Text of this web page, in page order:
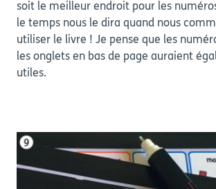
soit le meilleur endroit pour les
le temps nous le dira quand nous
utiliser le livre ! Je pense que les
les onglets en bas de page auraient
utiles.